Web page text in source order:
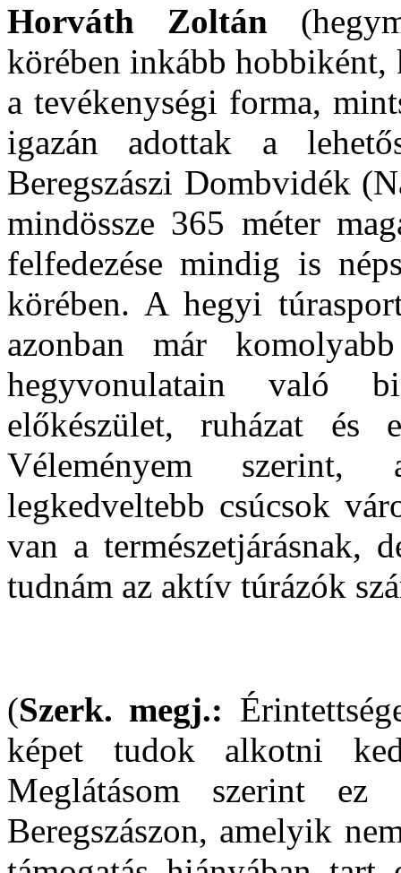
Horváth Zoltán
körében inkább hobbiként,
a tevékenységi forma,
igazán adottak a
Beregszászi Dombvidék
mindössze 365 méter
felfedezése mindig is
körében. A hegyi
azonban már
hegyvonulatain való
előkészület, ruházat és
Véleményem
legkedveltebb csúcsok
van a természetjárásnak,
tudnám az aktív túrázók
(Szerk. megj.:
képet tudok alkotni
Meglátásom szerint
Beregszászon, amelyik